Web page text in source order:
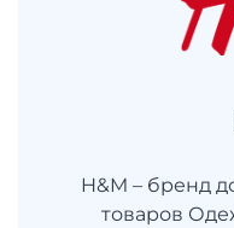
H&M – бренд
товаров